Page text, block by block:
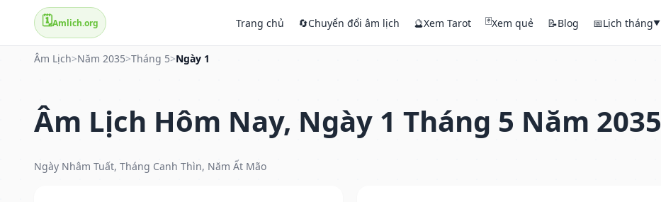
🗓️Amlich.org Trang chủ 🔄Chuyển đổi âm lịch 🔮Xem Tarot 🃏Xem quẻ 📝Blog 📅Lịch tháng▼
Âm Lịch>Năm 2035>Tháng 5>Ngày 1
Âm Lịch Hôm Nay, Ngày 1 Tháng 5 Năm 2035
Ngày Nhâm Tuất, Tháng Canh Thìn, Năm Ất Mão